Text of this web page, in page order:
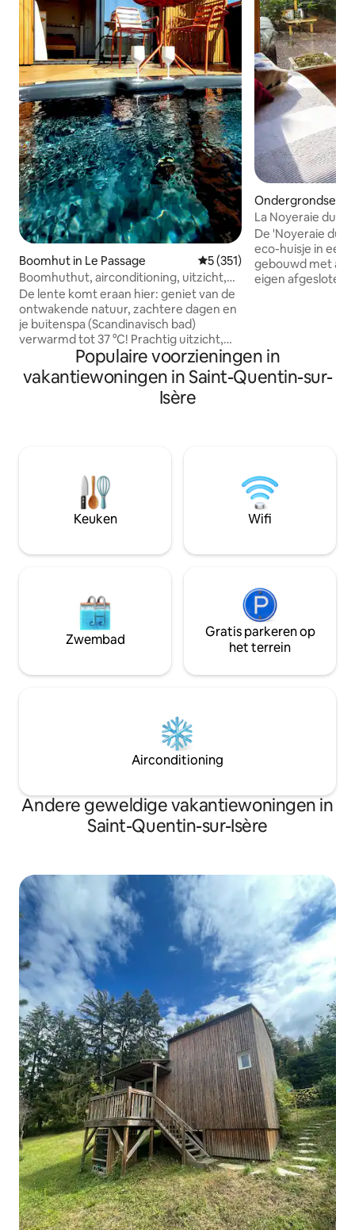
Boomhut in Le Passage Gemiddelde beoordeling
5 (351)
Boomhuthut, airconditioning, uitzicht,
eigen warme/koude spa
De lente komt eraan hier: geniet van de
ontwakende natuur, zachtere dagen en
je buitenspa (Scandinavisch bad)
verwarmd tot 37 °C! Prachtig uitzicht,
een gezellige inrichting met een
videoprojector. Het perfecte
natuurtoevluchtsoord om tot rust te
komen en op te laden. ✨ Een speciale
Perfect om je partner te verrassen!
(Details en tarieven in het gedeelte
'Andere opmerkingen' hieronder 👇).
Ondergrondse
nt-Quentin-sur-
La Noyeraie du
voet van de
De 'Noyeraie du
eco-huisje in een
gebouwd met
eigen afgesloten
zachte geluid van
vredig.
weg op slechts
Populaire voorzieningen in
vakantiewoningen in Saint-Quentin-sur-
Isère
Keuken Wifi
Zwembad
Gratis parkeren op
het terrein
Airconditioning
Andere geweldige vakantiewoningen in
Saint-Quentin-sur-Isère